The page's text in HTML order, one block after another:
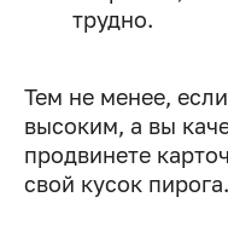
трудно.
Тем не менее,
высоким, а вы
продвинете
свой кусок пирога.